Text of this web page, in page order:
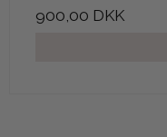
900,00 DKK